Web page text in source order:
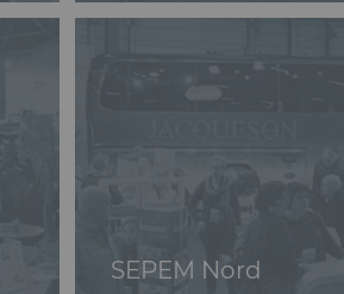
SEPEM Nord